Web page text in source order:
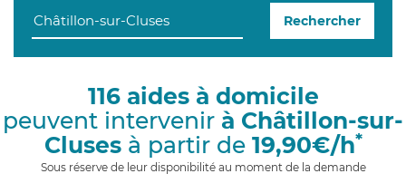
g
i
Rechercher
116 aides à domicile
peuvent intervenir à Châtillon-sur-
Clusesà partir de 19,90€/h*
Sous réserve de leur disponibilité au moment de la demande